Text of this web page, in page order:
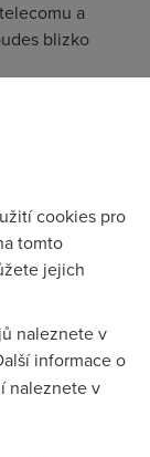
a
blizko
info jsem
FUP spadajici
cookies pro
tomto
jejich
naleznete v
informace o
naleznete v